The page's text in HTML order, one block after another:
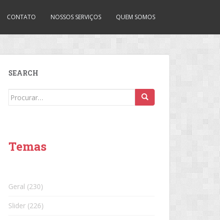
CONTATO NOSSOS SERVIÇOS QUEM SOMOS
SEARCH
Search
Temas
Geral (230)
Slider (226)